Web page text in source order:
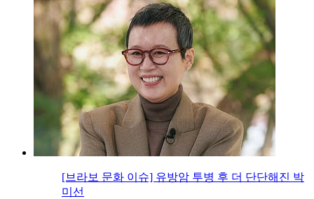
[브라보 문화 이슈] 유방암 투병 후 더 단단해진 박
미선